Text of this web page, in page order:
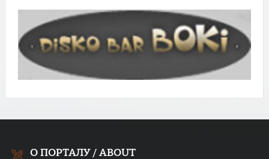
О ПОРТАЛУ / ABOUT